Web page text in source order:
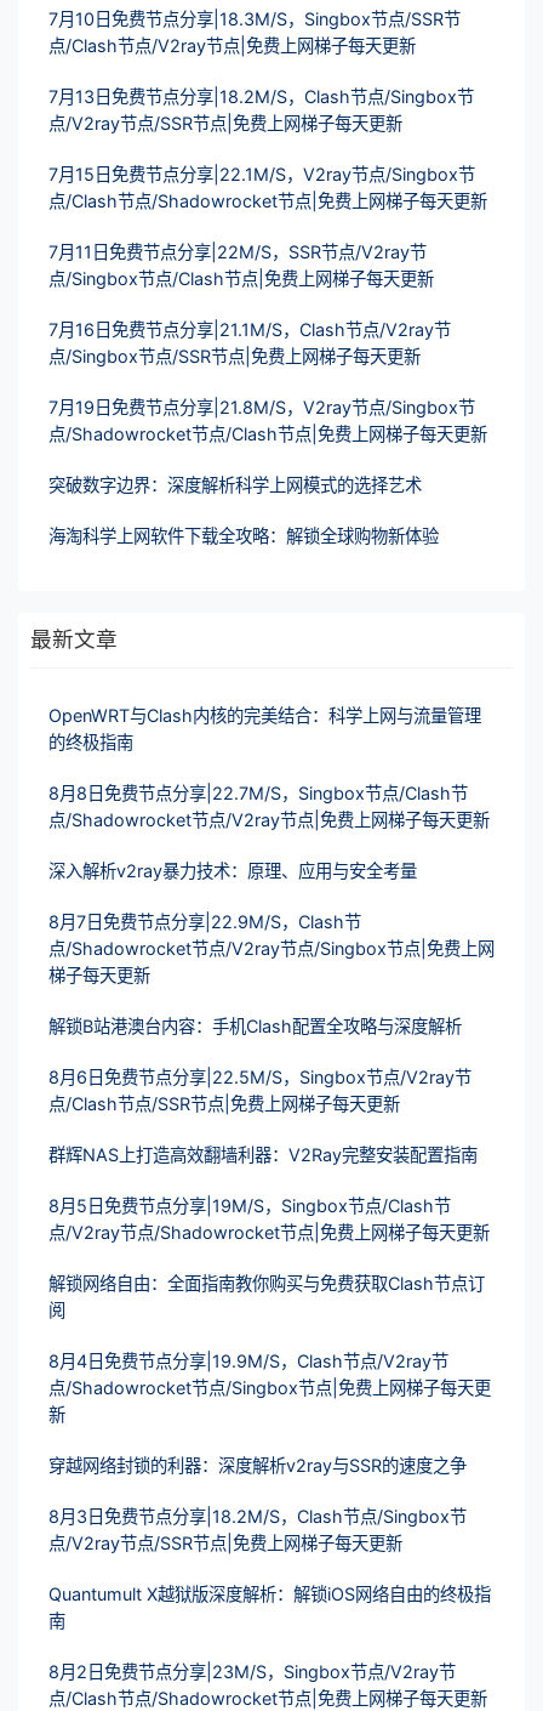
7月10日免费节点分享|18.3M/S，Singbox节点/SSR节
点/Clash节点/V2ray节点|免费上网梯子每天更新
7月13日免费节点分享|18.2M/S，Clash节点/Singbox节
点/V2ray节点/SSR节点|免费上网梯子每天更新
7月15日免费节点分享|22.1M/S，V2ray节点/Singbox节
点/Clash节点/Shadowrocket节点|免费上网梯子每天更新
7月11日免费节点分享|22M/S，SSR节点/V2ray节
点/Singbox节点/Clash节点|免费上网梯子每天更新
7月16日免费节点分享|21.1M/S，Clash节点/V2ray节
点/Singbox节点/SSR节点|免费上网梯子每天更新
7月19日免费节点分享|21.8M/S，V2ray节点/Singbox节
点/Shadowrocket节点/Clash节点|免费上网梯子每天更新
突破数字边界：深度解析科学上网模式的选择艺术
海淘科学上网软件下载全攻略：解锁全球购物新体验
最新文章
OpenWRT与Clash内核的完美结合：科学上网与流量管理
的终极指南
8月8日免费节点分享|22.7M/S，Singbox节点/Clash节
点/Shadowrocket节点/V2ray节点|免费上网梯子每天更新
深入解析v2ray暴力技术：原理、应用与安全考量
8月7日免费节点分享|22.9M/S，Clash节
点/Shadowrocket节点/V2ray节点/Singbox节点|免费上网
梯子每天更新
解锁B站港澳台内容：手机Clash配置全攻略与深度解析
8月6日免费节点分享|22.5M/S，Singbox节点/V2ray节
点/Clash节点/SSR节点|免费上网梯子每天更新
群辉NAS上打造高效翻墙利器：V2Ray完整安装配置指南
8月5日免费节点分享|19M/S，Singbox节点/Clash节
点/V2ray节点/Shadowrocket节点|免费上网梯子每天更新
解锁网络自由：全面指南教你购买与免费获取Clash节点订
阅
8月4日免费节点分享|19.9M/S，Clash节点/V2ray节
点/Shadowrocket节点/Singbox节点|免费上网梯子每天更
新
穿越网络封锁的利器：深度解析v2ray与SSR的速度之争
8月3日免费节点分享|18.2M/S，Clash节点/Singbox节
点/V2ray节点/SSR节点|免费上网梯子每天更新
Quantumult X越狱版深度解析：解锁iOS网络自由的终极指
南
8月2日免费节点分享|23M/S，Singbox节点/V2ray节
点/Clash节点/Shadowrocket节点|免费上网梯子每天更新